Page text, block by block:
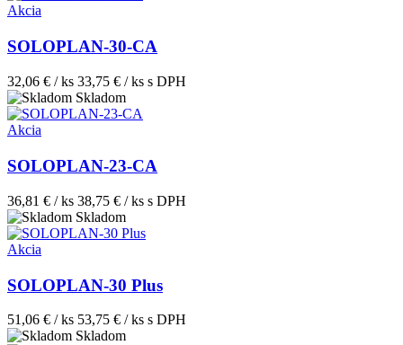
Akcia
SOLOPLAN-30-CA
32,06 € / ks 33,75 € / ks s DPH
Skladom
Akcia
SOLOPLAN-23-CA
36,81 € / ks 38,75 € / ks s DPH
Skladom
Akcia
SOLOPLAN-30 Plus
51,06 € / ks 53,75 € / ks s DPH
Skladom